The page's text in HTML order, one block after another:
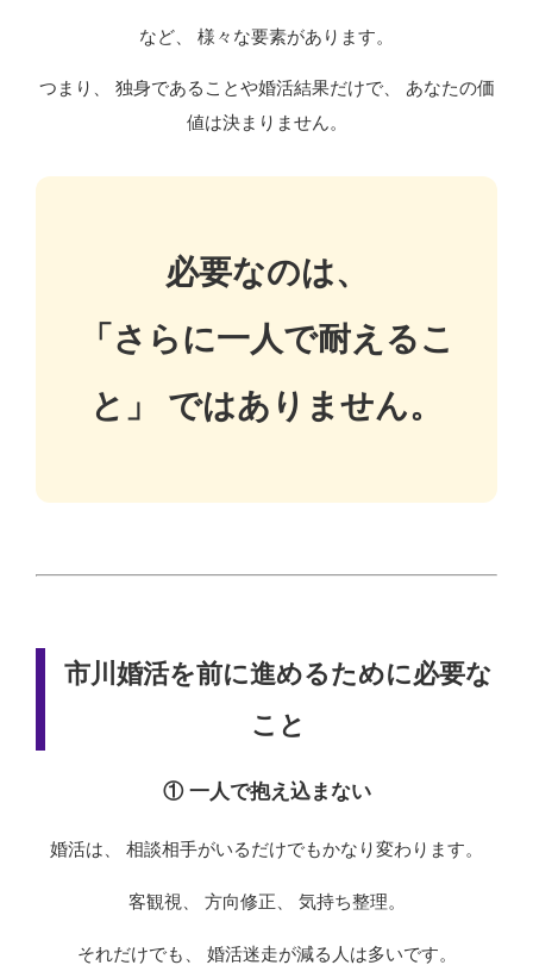
など、 様々な要素があります。
つまり、 独身であることや婚活結果だけで、 あなたの価
値は決まりません。
必要なのは、
「さらに一人で耐えるこ
と」 ではありません。
市川婚活を前に進めるために必要な
こと
① 一人で抱え込まない
婚活は、 相談相手がいるだけでもかなり変わります。
客観視、 方向修正、 気持ち整理。
それだけでも、 婚活迷走が減る人は多いです。